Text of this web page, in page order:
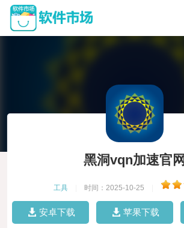
黑洞vqn加速官网
工具 时间：2025-10-25
安卓下载 苹果下载